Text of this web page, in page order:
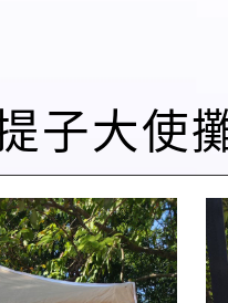
子大使